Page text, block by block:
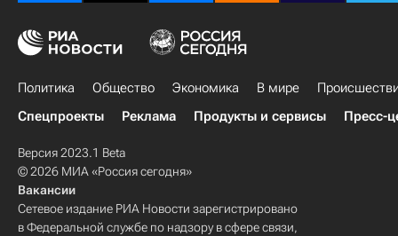
Политика Общество Экономика В мире
Спецпроекты
Реклама Продукты и сервисы Пресс-
Версия 2023.1 Beta
© 2026 МИА «Россия сегодня»
Вакансии
Сетевое издание РИА Новости зарегистрировано
в Федеральной службе по надзору в сфере связи,